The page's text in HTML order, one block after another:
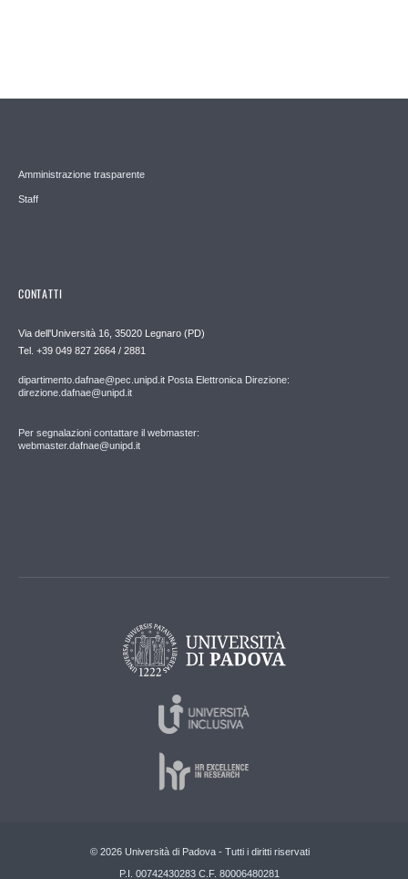
Amministrazione trasparente
Staff
CONTATTI
Via dell'Università 16, 35020 Legnaro (PD)
Tel. +39 049 827 2664 / 2881
dipartimento.dafnae@pec.unipd.it Posta Elettronica Direzione:
direzione.dafnae@unipd.it
Per segnalazioni contattare il webmaster:
webmaster.dafnae@unipd.it
© 2026 Università di Padova - Tutti i diritti riservati
P.I. 00742430283 C.F. 80006480281